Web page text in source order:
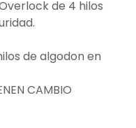
de 4 hilos
de algodon en
CAMBIO